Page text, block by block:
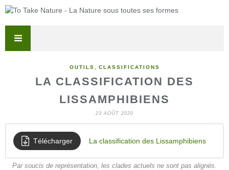
OUTILS CLASSIFICATIONS
LA CLASSIFICATION DES
LISSAMPHIBIENS
23 AOÛT 2020
Télécharger La classification des Lissamphibiens
Par soucis de représentation, les clades actuels ne sont pas alignés.